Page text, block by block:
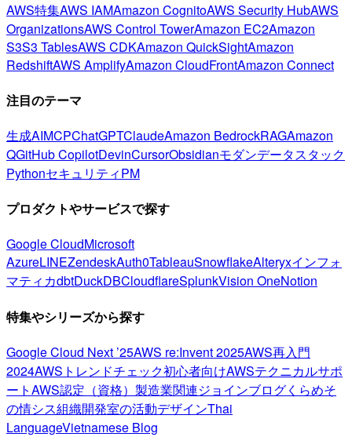
AWS特集AWS IAMAmazon CognitoAWS Security HubAWS
OrganizationsAWS Control TowerAmazon EC2Amazon
S3S3 TablesAWS CDKAmazon QuickSightAmazon
RedshiftAWS AmplifyAmazon CloudFrontAmazon Connect
注目のテーマ
生成AIMCPChatGPTClaudeAmazon BedrockRAGAmazon
QGitHub CopilotDevinCursorObsidianモダンデータスタック
PythonセキュリティPM
プロダクトやサービスで探す
Google CloudMicrosoft
AzureLINEZendeskAuth0TableauSnowflakeAlteryxインフォ
マティカdbtDuckDBCloudflareSplunkVision OneNotion
特集やシリーズから探す
Google Cloud Next ’25AWS re:Invent 2025AWS再入門
2024AWSトレンドチェック初心者向けAWSテクニカルサポ
ートAWS認定（資格） 製造業関連ジョインブログくらめそ
の情シス組織開発室の活動デザインThai
LanguageVietnamese Blog